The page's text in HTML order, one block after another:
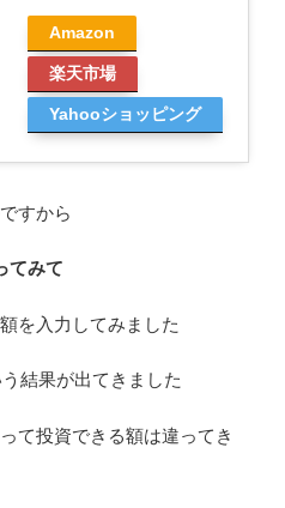
Amazon
楽天市場
Yahooショッピング
すから
てみて
を入力してみました
結果が出てきました
て投資できる額は違ってき